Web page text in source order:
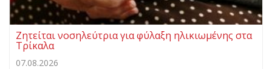
Ζητείται νοσηλεύτρια για φύλαξη ηλικιωμένης στα
Τρίκαλα
07.08.2026